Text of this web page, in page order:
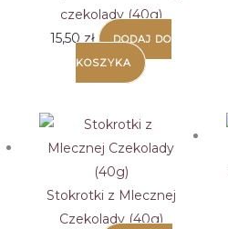
czekolady (40g)
15,50 zł
DODAJ DO
KOSZYKA
Stokrotki z Mlecznej
Czekolady (40g)